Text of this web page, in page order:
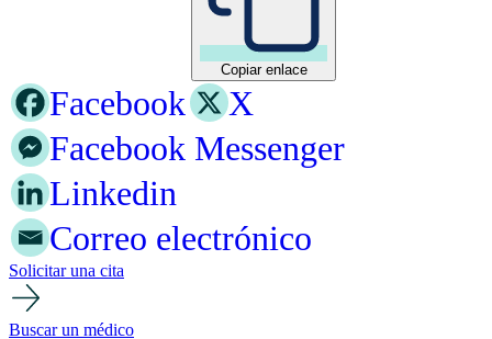
Copiar enlace
Facebook
X
Facebook Messenger
Linkedin
Correo electrónico
Solicitar una cita
Buscar un médico